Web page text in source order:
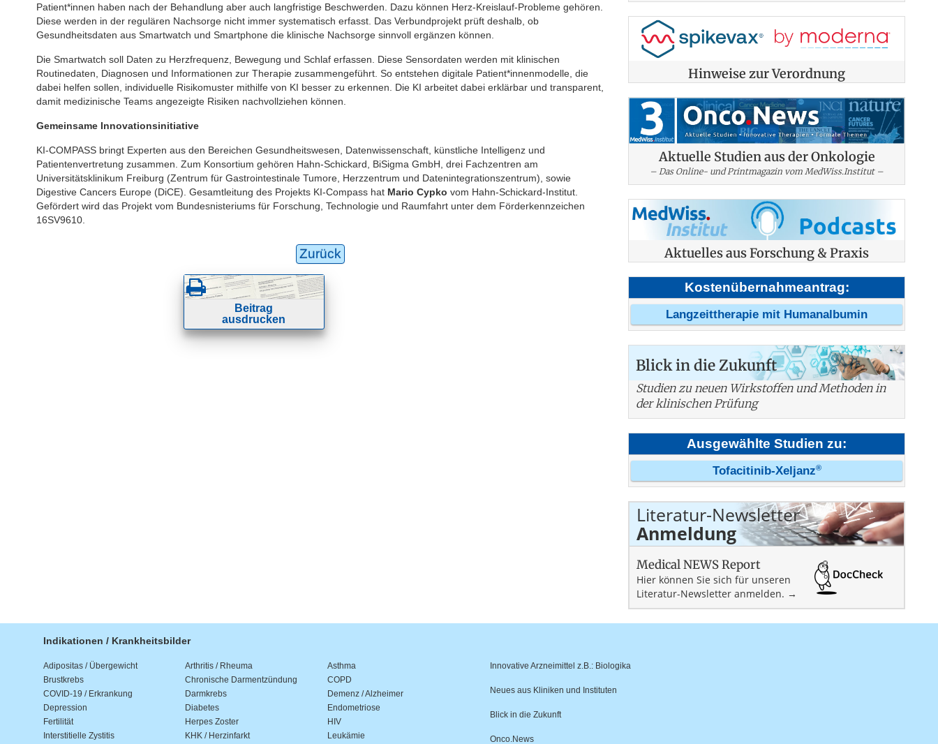
Patient*innen haben nach der Behandlung aber auch langfristige Beschwerden. Dazu können Herz-Kreislauf-Probleme gehören.
Diese werden in der regulären Nachsorge nicht immer systematisch erfasst. Das Verbundprojekt prüft deshalb, ob
Gesundheitsdaten aus Smartwatch und Smartphone die klinische Nachsorge sinnvoll ergänzen können.
Die Smartwatch soll Daten zu Herzfrequenz, Bewegung und Schlaf erfassen. Diese Sensordaten werden mit klinischen
Routinedaten, Diagnosen und Informationen zur Therapie zusammengeführt. So entstehen digitale Patient*innenmodelle, die
dabei helfen sollen, individuelle Risikomuster mithilfe von KI besser zu erkennen. Die KI arbeitet dabei erklärbar und transparent,
damit medizinische Teams angezeigte Risiken nachvollziehen können.
Gemeinsame Innovationsinitiative
KI-COMPASS bringt Experten aus den Bereichen Gesundheitswesen, Datenwissenschaft, künstliche Intelligenz und
Patientenvertretung zusammen. Zum Konsortium gehören Hahn-Schickard, BiSigma GmbH, drei Fachzentren am
Universitätsklinikum Freiburg (Zentrum für Gastrointestinale Tumore, Herzzentrum und Datenintegrationszentrum), sowie
Digestive Cancers Europe (DiCE). Gesamtleitung des Projekts KI-Compass hat Mario Cypko vom Hahn-Schickard-Institut.
Gefördert wird das Projekt vom Bundesnisteriums für Forschung, Technologie und Raumfahrt unter dem Förderkennzeichen
16SV9610.
Zurück
Beitrag
ausdrucken
Hinweise zur Verordnung
Aktuelle Studien aus der Onkologie
– Das Online- und Printmagazin vom MedWiss.Institut –
Aktuelles aus Forschung & Praxis
Kostenübernahmeantrag:
Langzeittherapie mit Humanalbumin
Blick in die Zukunft
Studien zu neuen Wirkstoffen und Methoden in
der klinischen Prüfung
Ausgewählte Studien zu:
Tofacitinib-Xeljanz®
Literatur-Newsletter
Anmeldung
Medical NEWS Report
Hier können Sie sich für unseren
Literatur-Newsletter anmelden. →
Indikationen / Krankheitsbilder
Adipositas / Übergewicht Arthritis / Rheuma
Asthma
Brustkrebs
Chronische Darmentzündung
COPD
COVID-19 / Erkrankung
Darmkrebs
Demenz / Alzheimer
Depression
Diabetes
Endometriose
Fertilität
Herpes Zoster
HIV
Interstitielle Zystitis
KHK / Herzinfarkt Leukämie
Innovative Arzneimittel z.B.: Biologika
Neues aus Kliniken und Instituten
Blick in die Zukunft
Onco.News